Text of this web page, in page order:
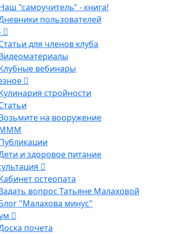
"самоучитель" - книга!
пользователей
для членов клуба
вебинары
стройности
на вооружение
и здоровое питание
остеопата
вопрос Татьяне Малаховой
"Малахова минус"
почета